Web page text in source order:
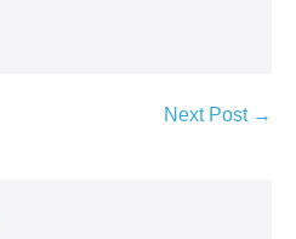
Next Post →